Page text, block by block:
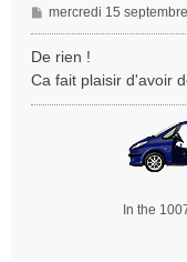
M
e
a
g
mercredi 15
De rien !
Ca fait plaisir d'avoir
In the